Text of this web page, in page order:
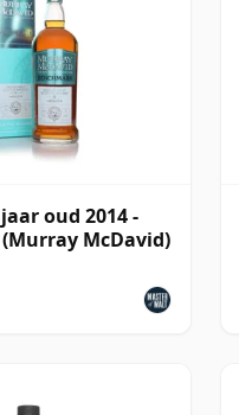
oud 2014 -
McDavid)